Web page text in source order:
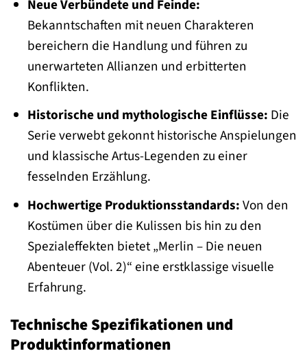
Neue Verbündete und Feinde:
Bekanntschaften mit neuen Charakteren
bereichern die Handlung und führen zu
unerwarteten Allianzen und erbitterten
Konflikten.
Historische und mythologische Einflüsse: Die
Serie verwebt gekonnt historische Anspielungen
und klassische Artus-Legenden zu einer
fesselnden Erzählung.
Hochwertige Produktionsstandards:Von den
Kostümen über die Kulissen bis hin zu den
Spezialeffekten bietet „Merlin – Die neuen
Abenteuer (Vol. 2)“ eine erstklassige visuelle
Erfahrung.
Technische Spezifikationen und
Produktinformationen